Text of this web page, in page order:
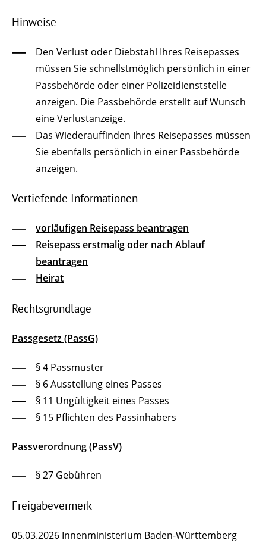
Hinweise
Den Verlust oder Diebstahl Ihres Reisepasses
müssen Sie schnellstmöglich persönlich in einer
Passbehörde oder einer Polizeidienststelle
anzeigen. Die Passbehörde erstellt auf Wunsch
eine Verlustanzeige.
Das Wiederauffinden Ihres Reisepasses müssen
Sie ebenfalls persönlich in einer Passbehörde
anzeigen.
Vertiefende Informationen
vorläufigen Reisepass beantragen
Reisepass erstmalig oder nach Ablauf
beantragen
Heirat
Rechtsgrundlage
Passgesetz (PassG)
§ 4 Passmuster
§ 6 Ausstellung eines Passes
§ 11 Ungültigkeit eines Passes
§ 15 Pflichten des Passinhabers
Passverordnung (PassV)
§ 27 Gebühren
Freigabevermerk
05.03.2026 Innenministerium Baden-Württemberg